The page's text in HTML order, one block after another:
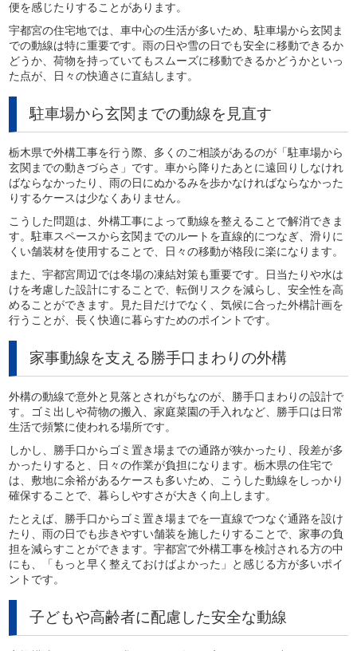
便を感じたりすることがあります。
宇都宮の住宅地では、車中心の生活が多いため、駐車場から玄関ま
での動線は特に重要です。雨の日や雪の日でも安全に移動できるか
どうか、荷物を持っていてもスムーズに移動できるかどうかといっ
た点が、日々の快適さに直結します。
駐車場から玄関までの動線を見直す
栃木県で外構工事を行う際、多くのご相談があるのが「駐車場から
玄関までの動きづらさ」です。車から降りたあとに遠回りしなけれ
ばならなかったり、雨の日にぬかるみを歩かなければならなかった
りするケースは少なくありません。
こうした問題は、外構工事によって動線を整えることで解消できま
す。駐車スペースから玄関までのルートを直線的につなぎ、滑りに
くい舗装材を使用することで、日々の移動が格段に楽になります。
また、宇都宮周辺では冬場の凍結対策も重要です。日当たりや水は
けを考慮した設計にすることで、転倒リスクを減らし、安全性を高
めることができます。見た目だけでなく、気候に合った外構計画を
行うことが、長く快適に暮らすためのポイントです。
家事動線を支える勝手口まわりの外構
外構の動線で意外と見落とされがちなのが、勝手口まわりの設計で
す。ゴミ出しや荷物の搬入、家庭菜園の手入れなど、勝手口は日常
生活で頻繁に使われる場所です。
しかし、勝手口からゴミ置き場までの通路が狭かったり、段差が多
かったりすると、日々の作業が負担になります。栃木県の住宅で
は、敷地に余裕があるケースも多いため、こうした動線をしっかり
確保することで、暮らしやすさが大きく向上します。
たとえば、勝手口からゴミ置き場までを一直線でつなぐ通路を設け
たり、雨の日でも歩きやすい舗装を施したりすることで、家事の負
担を減らすことができます。宇都宮で外構工事を検討される方の中
にも、「もっと早く整えておけばよかった」と感じる方が多いポイ
ントです。
子どもや高齢者に配慮した安全な動線